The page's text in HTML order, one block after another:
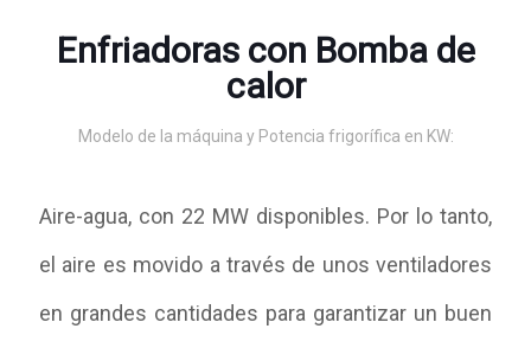
Enfriadoras con Bomba de
calor
Modelo de la máquina y Potencia frigorífica en KW:
Aire-agua, con 22 MW disponibles. Por lo tanto,
el aire es movido a través de unos ventiladores
en grandes cantidades para garantizar un buen